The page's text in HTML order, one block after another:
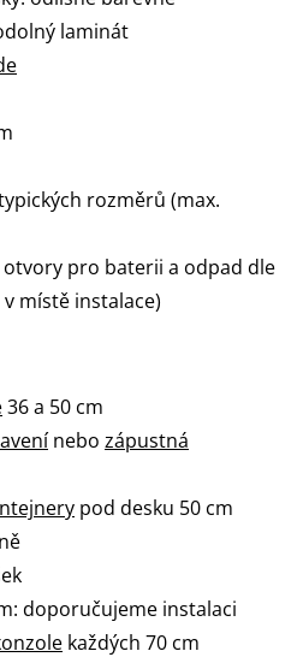
laminát
rozměrů (max.
pro baterii a odpad dle
místě instalace)
36 a 50 cm
nebo zápustná
pod desku 50 cm
doporučujeme instalaci
každých 70 cm